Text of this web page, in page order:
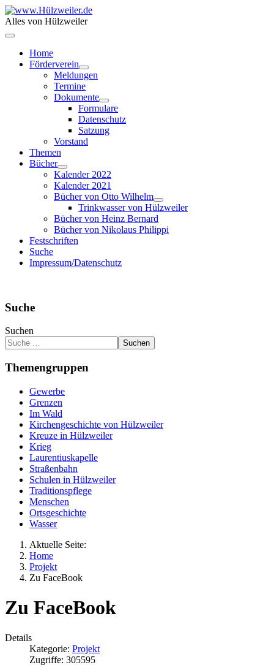
Alles von Hülzweiler
Home
Förderverein
Meldungen
Termine
Dokumente
Formulare
Datenschutz
Satzung
Vorstand
Themen
Bücher
Kalender 2022
Kalender 2021
Bücher von Otto Wilhelm
Trinkwasser von Hülzweiler
Bücher von Heinz Bernard
Bücher von Nikolaus Philippi
Festschriften
Suche
Impressum/Datenschutz
Suche
Suchen
Suchen
Themengruppen
Gewerbe
Grenzen
Im Wald
Kirchengeschichte von Hülzweiler
Kreuze in Hülzweiler
Krieg
Laurentiuskapelle
Straßenbahn
Schulen in Hülzweiler
Traditionspflege
Menschen
Ortsgeschichte
Wasser
Aktuelle Seite:
Home
Projekt
Zu FaceBook
Zu FaceBook
Details
Kategorie: Projekt
Zugriffe: 305595